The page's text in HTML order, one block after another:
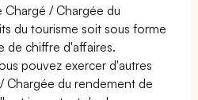
/ Chargée du
du tourisme soit sous forme
de chiffre d'affaires.
pouvez exercer d'autres
Chargée du rendement de